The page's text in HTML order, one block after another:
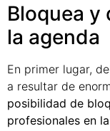
Bloquea y
la agenda
En primer lugar,
a resultar de
posibilidad de
profesionales en